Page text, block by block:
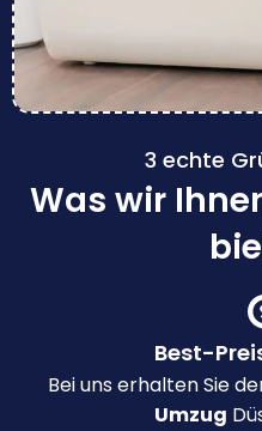
3 echte
Was wir
Best-
Bei uns erhalten Sie
Umzug